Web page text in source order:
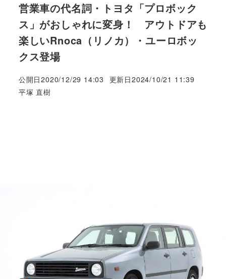
営業車の代名詞・トヨタ「プロボック
ス」がおしゃれに変身！ アウトドアも
楽しいRnoca（リノカ）・ユーロボッ
クス登場
公開日2020/12/29 14:03 更新日2024/10/21 11:39
著
平塚 直樹